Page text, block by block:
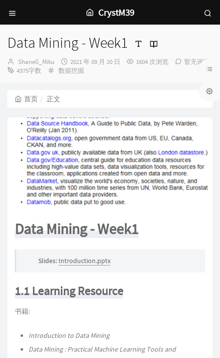
CrystM39
Data Mining - Week1
博
主：
ShaneG_Miku
发
布
2021 年 09 月 20 日 1604 次浏览
暂无评论
4375字数
分
数据挖掘
首页 正文
Data Mining - Week1
Slides: Introduction.pptx
1.1 Learning Resource
书籍:
Introduction to Data Mining
Data Mining : Practical Machine Learning Tools and